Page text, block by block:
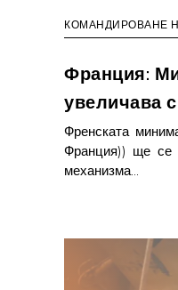
КОМАНДИРОВАНЕ
Франция:
увеличава
Френската
Франция)) ще се
механизма…